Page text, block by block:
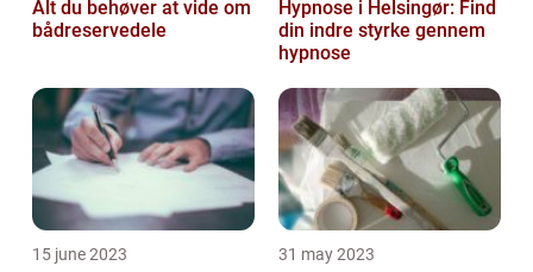
Alt du behøver at vide om
bådreservedele
Hypnose i Helsingør: Find
din indre styrke gennem
hypnose
15 june 2023 31 may 2023